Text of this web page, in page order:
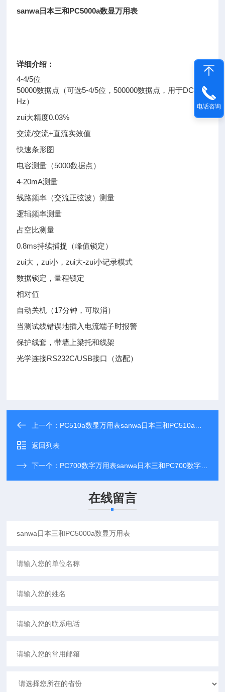
sanwa日本三和PC5000a数显万用表
详细介绍：
4-4/5位
50000数据点（可选5-4/5位，500000数据点，用于DCV和
Hz）
zui大精度0.03%
交流/交流+直流实效值
快速条形图
电容测量（5000数据点）
4-20mA测量
线路频率（交流正弦波）测量
逻辑频率测量
占空比测量
0.8ms持续捕捉（峰值锁定）
zui大，zui小，zui大-zui小记录模式
数据锁定，量程锁定
相对值
自动关机（17分钟，可取消）
当测试线错误地插入电流端子时报警
保护线套，带墙上梁托和线架
光学连接RS232C/USB接口（选配）
上一个： PC510a数显万用表sanwa日本三和PC510a数显万用表
返回列表
下一个： PC700数字万用表sanwa日本三和PC700数字万用表
在线留言
电话咨询